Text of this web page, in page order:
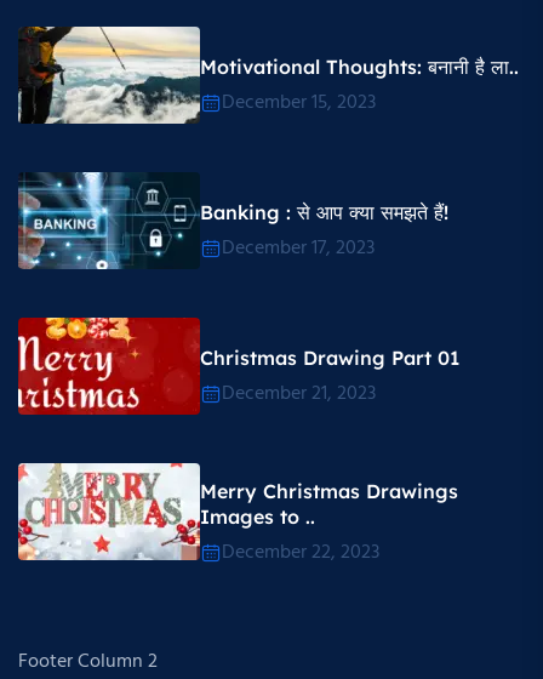
Motivational Thoughts​: बनानी है ला..
December 15, 2023
Banking : से आप क्या समझते हैं!
December 17, 2023
Christmas Drawing Part 01
December 21, 2023
Merry Christmas Drawings
Images to ..
December 22, 2023
Footer Column 2